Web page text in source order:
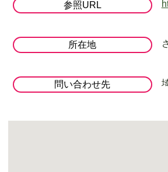
参照URL
所在地
問い合わせ先